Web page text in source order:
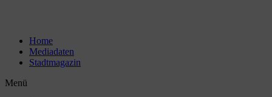
Home
Mediadaten
Stadtmagazin
Menü